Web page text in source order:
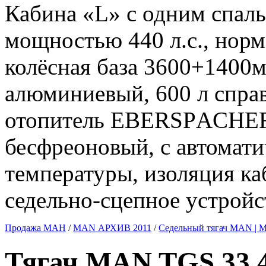
Кабина «L» c одним
мощностью 440 л.с.,
колёсная база
алюминиевый, 600 л
отопитель
бесфреоновый, с
температуры, изоляция
седельно-сцепное
Продажа МАН /MAN АРХИВ 2011 /Седельный тягач MAN |